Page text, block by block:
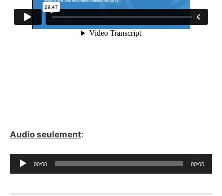
Audio seulement:
Lecteur
audio
00:00 00:00